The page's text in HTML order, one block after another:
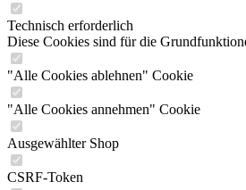
Technisch erforderlich
Diese Cookies sind für die
"Alle Cookies ablehnen" Cookie
"Alle Cookies annehmen" Cookie
Ausgewählter Shop
CSRF-Token